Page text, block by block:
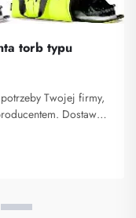
torb typu
Twojej firmy,
Dostawcy
wybór dla firm